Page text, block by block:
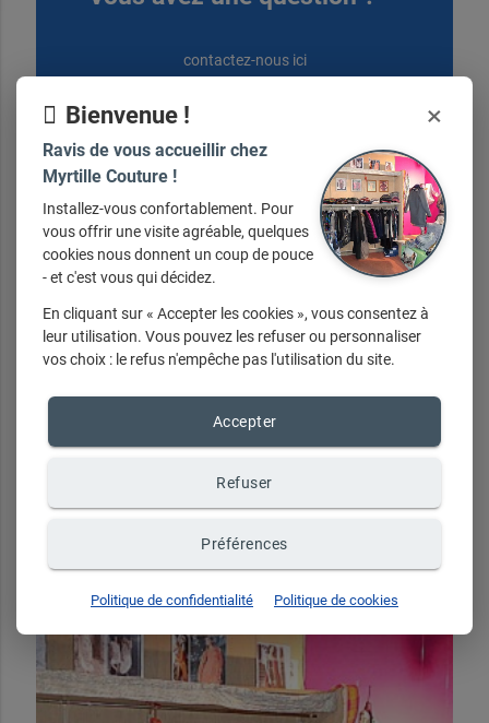
contactez-nous ici
Nos horaires
Du lundi au samedi de 10h30 à 12h30 et de
15h30 à 20h00
Dimanche de 11h00 à 13h30
Bienvenue ! ×
Ravis de vous accueillir chez
Myrtille Couture !
Installez-vous confortablement. Pour
vous offrir une visite agréable, quelques
cookies nous donnent un coup de pouce
- et c'est vous qui décidez.
En cliquant sur « Accepter les cookies », vous consentez à
leur utilisation. Vous pouvez les refuser ou personnaliser
vos choix : le refus n'empêche pas l'utilisation du site.
Accepter
Refuser
Préférences
Politique de confidentialité Politique de cookies